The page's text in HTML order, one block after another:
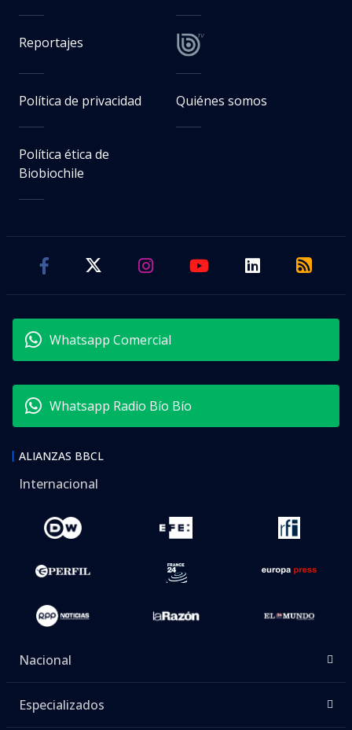
Reportajes
Política de privacidad Quiénes somos
Política ética de
Biobiochile
Whatsapp Comercial
Whatsapp Radio Bío Bío
ALIANZAS BBCL
Internacional
Nacional
Especializados